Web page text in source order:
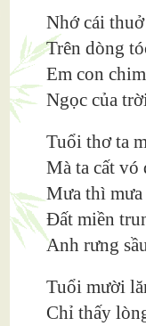
Nhớ cái
Trên dòng
Em con
Ngọc của
Tuổi thơ ta
Mà ta cất
Mưa thì
Đất miền
Anh rưng
Tuổi mười
Chỉ thấy